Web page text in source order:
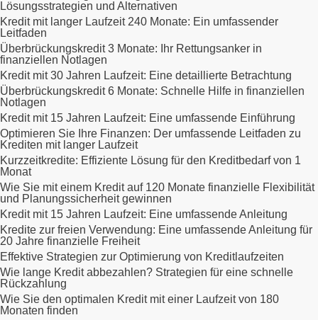
Lösungsstrategien und Alternativen
Kredit mit langer Laufzeit 240 Monate: Ein umfassender
Leitfaden
Überbrückungskredit 3 Monate: Ihr Rettungsanker in
finanziellen Notlagen
Kredit mit 30 Jahren Laufzeit: Eine detaillierte Betrachtung
Überbrückungskredit 6 Monate: Schnelle Hilfe in finanziellen
Notlagen
Kredit mit 15 Jahren Laufzeit: Eine umfassende Einführung
Optimieren Sie Ihre Finanzen: Der umfassende Leitfaden zu
Krediten mit langer Laufzeit
Kurzzeitkredite: Effiziente Lösung für den Kreditbedarf von 1
Monat
Wie Sie mit einem Kredit auf 120 Monate finanzielle Flexibilität
und Planungssicherheit gewinnen
Kredit mit 15 Jahren Laufzeit: Eine umfassende Anleitung
Kredite zur freien Verwendung: Eine umfassende Anleitung für
20 Jahre finanzielle Freiheit
Effektive Strategien zur Optimierung von Kreditlaufzeiten
Wie lange Kredit abbezahlen? Strategien für eine schnelle
Rückzahlung
Wie Sie den optimalen Kredit mit einer Laufzeit von 180
Monaten finden